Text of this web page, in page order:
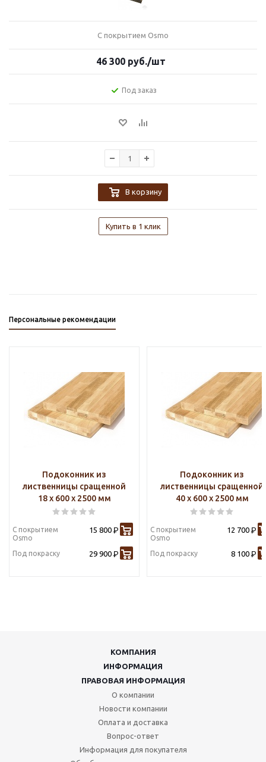
С покрытием Osmo
46 300 руб./шт
Под заказ
В корзину
Купить в 1 клик
Персональные рекомендации
Подоконник из
лиственницы сращенной
18 х 600 х 2500 мм
С покрытием
Osmo
15 800 Р
Под покраску 29 900 Р
Подоконник из
лиственницы сращенной
40 х 600 х 2500 мм
С покрытием
Osmo
12 700 Р
Под покраску 8 100 Р
КОМПАНИЯ
ИНФОРМАЦИЯ
ПРАВОВАЯ ИНФОРМАЦИЯ
О компании
Новости компании
Оплата и доставка
Вопрос-ответ
Информация для покупателя